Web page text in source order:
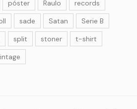
póster Raulo
records
sade Satan
Serie B
split stoner
t-shirt